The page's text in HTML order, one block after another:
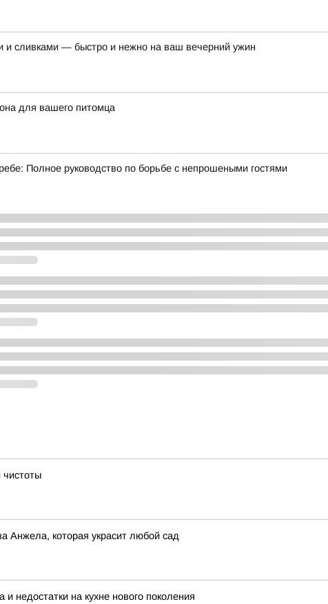
и сливками — быстро и нежно на ваш вечерний ужин
для вашего питомца
Полное руководство по борьбе с непрошеными гостями
Анжела, которая украсит любой сад
недостатки на кухне нового поколения